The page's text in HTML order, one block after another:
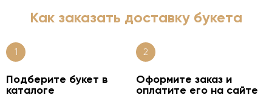
Как заказать доставку букета
1
Подберите букет в
каталоге
2
Оформите заказ и
оплатите его на сайте